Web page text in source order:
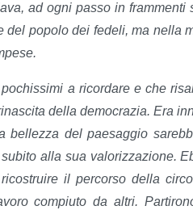
ad ogni passo in frammenti
popolo dei fedeli, ma nella
a ricordare e che
della democrazia. Era
del paesaggio
alla sua valorizzazione.
il percorso della
compiuto da altri.